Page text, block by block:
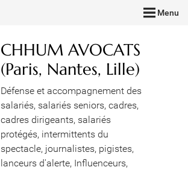
Menu
CHHUM AVOCATS
(Paris, Nantes, Lille)
Défense et accompagnement des
salariés, salariés seniors, cadres,
cadres dirigeants, salariés
protégés, intermittents du
spectacle, journalistes, pigistes,
lanceurs d'alerte, Influenceurs,